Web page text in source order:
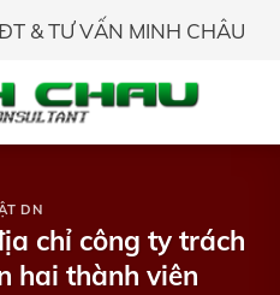
& TƯ VẤN MINH CHÂU
DN
chỉ công ty trách
hai thành viên